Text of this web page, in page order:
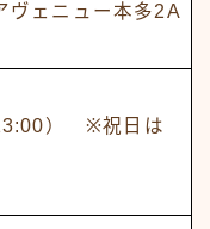
ヴェニュー本多2A
） ※祝日は